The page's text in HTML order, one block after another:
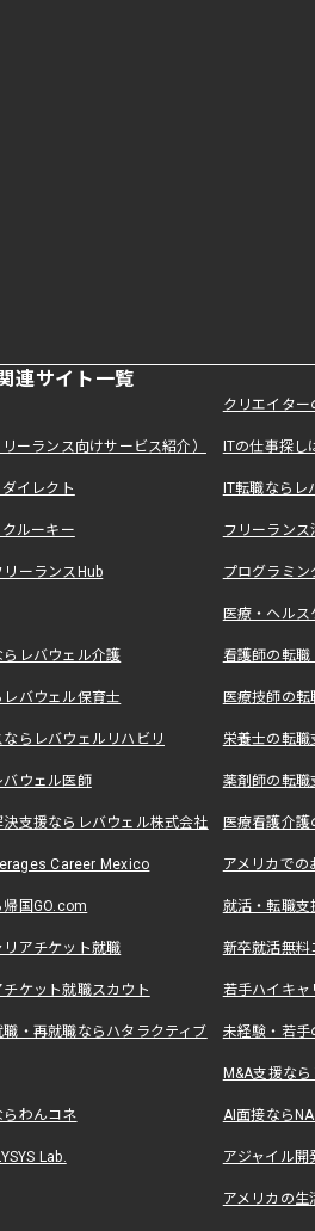
連サイト一覧
クリエイタ
ーランス向けサービス紹介） ITの仕事探
イレクト IT転職なら
ルーキー フリーラン
ーランスHub プログラミ
医療・ヘル
レバウェル介護 看護師の転
バウェル保育士 医療技師の
らレバウェルリハビリ 栄養士の転
バウェル医師 薬剤師の転
支援ならレバウェル株式会社 医療看護介
Career Mexico アメリカで
国GO.com 就活・転職
アチケット就職 新卒就活無料
ケット就職スカウト 若手ハイキ
・再就職ならハタラクティブ 未経験・若手
M&A支援な
らわんコネ AI面接なら
Lab. アジャイル
アメリカの